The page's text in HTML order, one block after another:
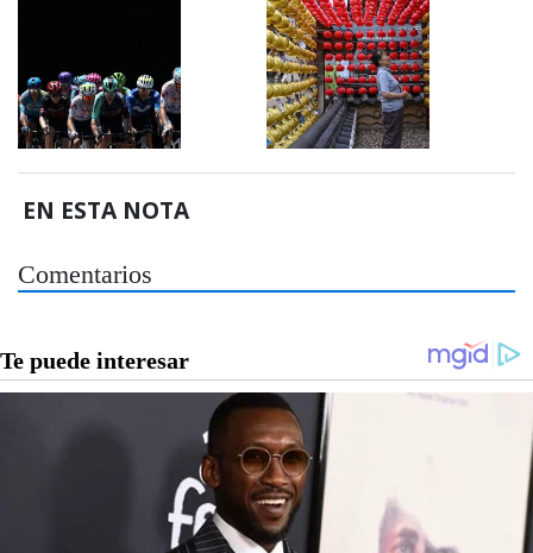
EN ESTA NOTA
Comentarios